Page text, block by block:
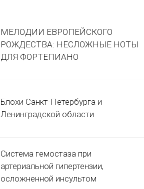
МЕЛОДИИ ЕВРОПЕЙСКОГО
РОЖДЕСТВА: НЕСЛОЖНЫЕ НОТЫ
ДЛЯ ФОРТЕПИАНО
Блохи Санкт-Петербурга и
Ленинградской области
Система гемостаза при
артериальной гипертензии,
осложненной инсультом